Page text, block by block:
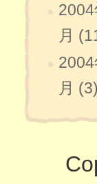
月
月 (3)